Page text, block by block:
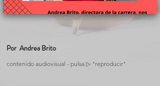
Por Andrea Brito
contenido audiovisual - pulsa ▷ "reproducir"